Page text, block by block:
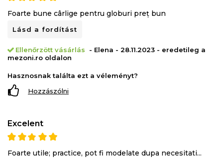
Foarte bune cârlige pentru globuri preț bun
Lásd a fordítást
Ellenőrzött vásárlás
- Elena - 28.11.2023 - eredetileg a
mezoni.ro oldalon
Hasznosnak találta ezt a véleményt?
Hozzászólni
Excelent
Foarte utile; practice, pot fi modelate dupa necesitati...